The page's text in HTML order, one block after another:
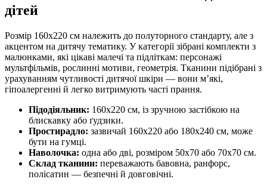
дітей
Розмір 160х220 см належить до полуторного стандарту, але з
акцентом на дитячу тематику. У категорії зібрані комплекти з
малюнками, які цікаві малечі та підліткам: персонажі
мультфільмів, рослинні мотиви, геометрія. Тканини підібрані з
урахуванням чутливості дитячої шкіри — вони м’які,
гіпоалергенні й легко витримують часті прання.
Підодіяльник: 160х220 см, із зручною застібкою на
блискавку або ґудзики.
Простирадло: зазвичай 160х220 або 180х240 см, може
бути на гумці.
Наволочка: одна або дві, розміром 50х70 або 70х70 см.
Склад тканини: переважають бавовна, ранфорс,
полісатин — безпечні й довговічні.